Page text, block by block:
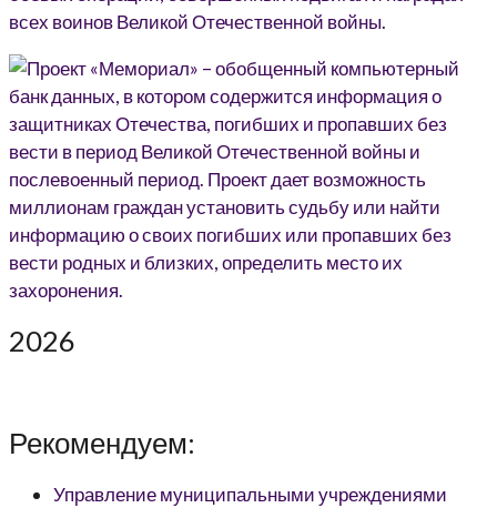
2026
Рекомендуем:
Управление муниципальными учреждениями